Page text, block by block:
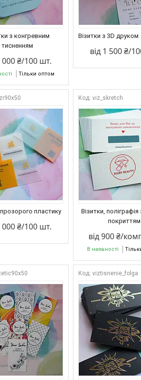
з конгревним
тисненням
000 ₴/100 шт.
Тільки оптом
Візитки з 3D друком
від 1 500 ₴/
прозорого пластику
000 ₴/100 шт.
viz_skretch
Візитки, поліграфія
покриттям
від 900 ₴/
В наявності
viztisnenie_folga